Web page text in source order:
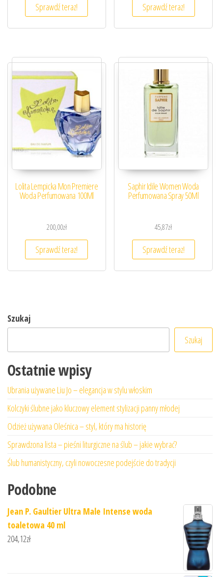
Sprawdź teraz! Sprawdź teraz!
Lolita Lempicka Mon Premiere
Woda Perfumowana 100Ml
200,00zł
Sprawdź teraz!
Saphir Idile Women Woda
Perfumowana Spray 50Ml
45,87zł
Sprawdź teraz!
Szukaj
Szukaj
Ostatnie wpisy
Ubrania używane Liu Jo – elegancja w stylu włoskim
Kolczyki ślubne jako kluczowy element stylizacji panny młodej
Odzież używana Oleśnica – styl, który ma historię
Sprawdzona lista – pieśni liturgiczne na ślub – jakie wybrać?
Ślub humanistyczny, czyli nowoczesne podejście do tradycji
Podobne
Jean P. Gaultier Ultra Male Intense woda
toaletowa 40 ml
204,12zł